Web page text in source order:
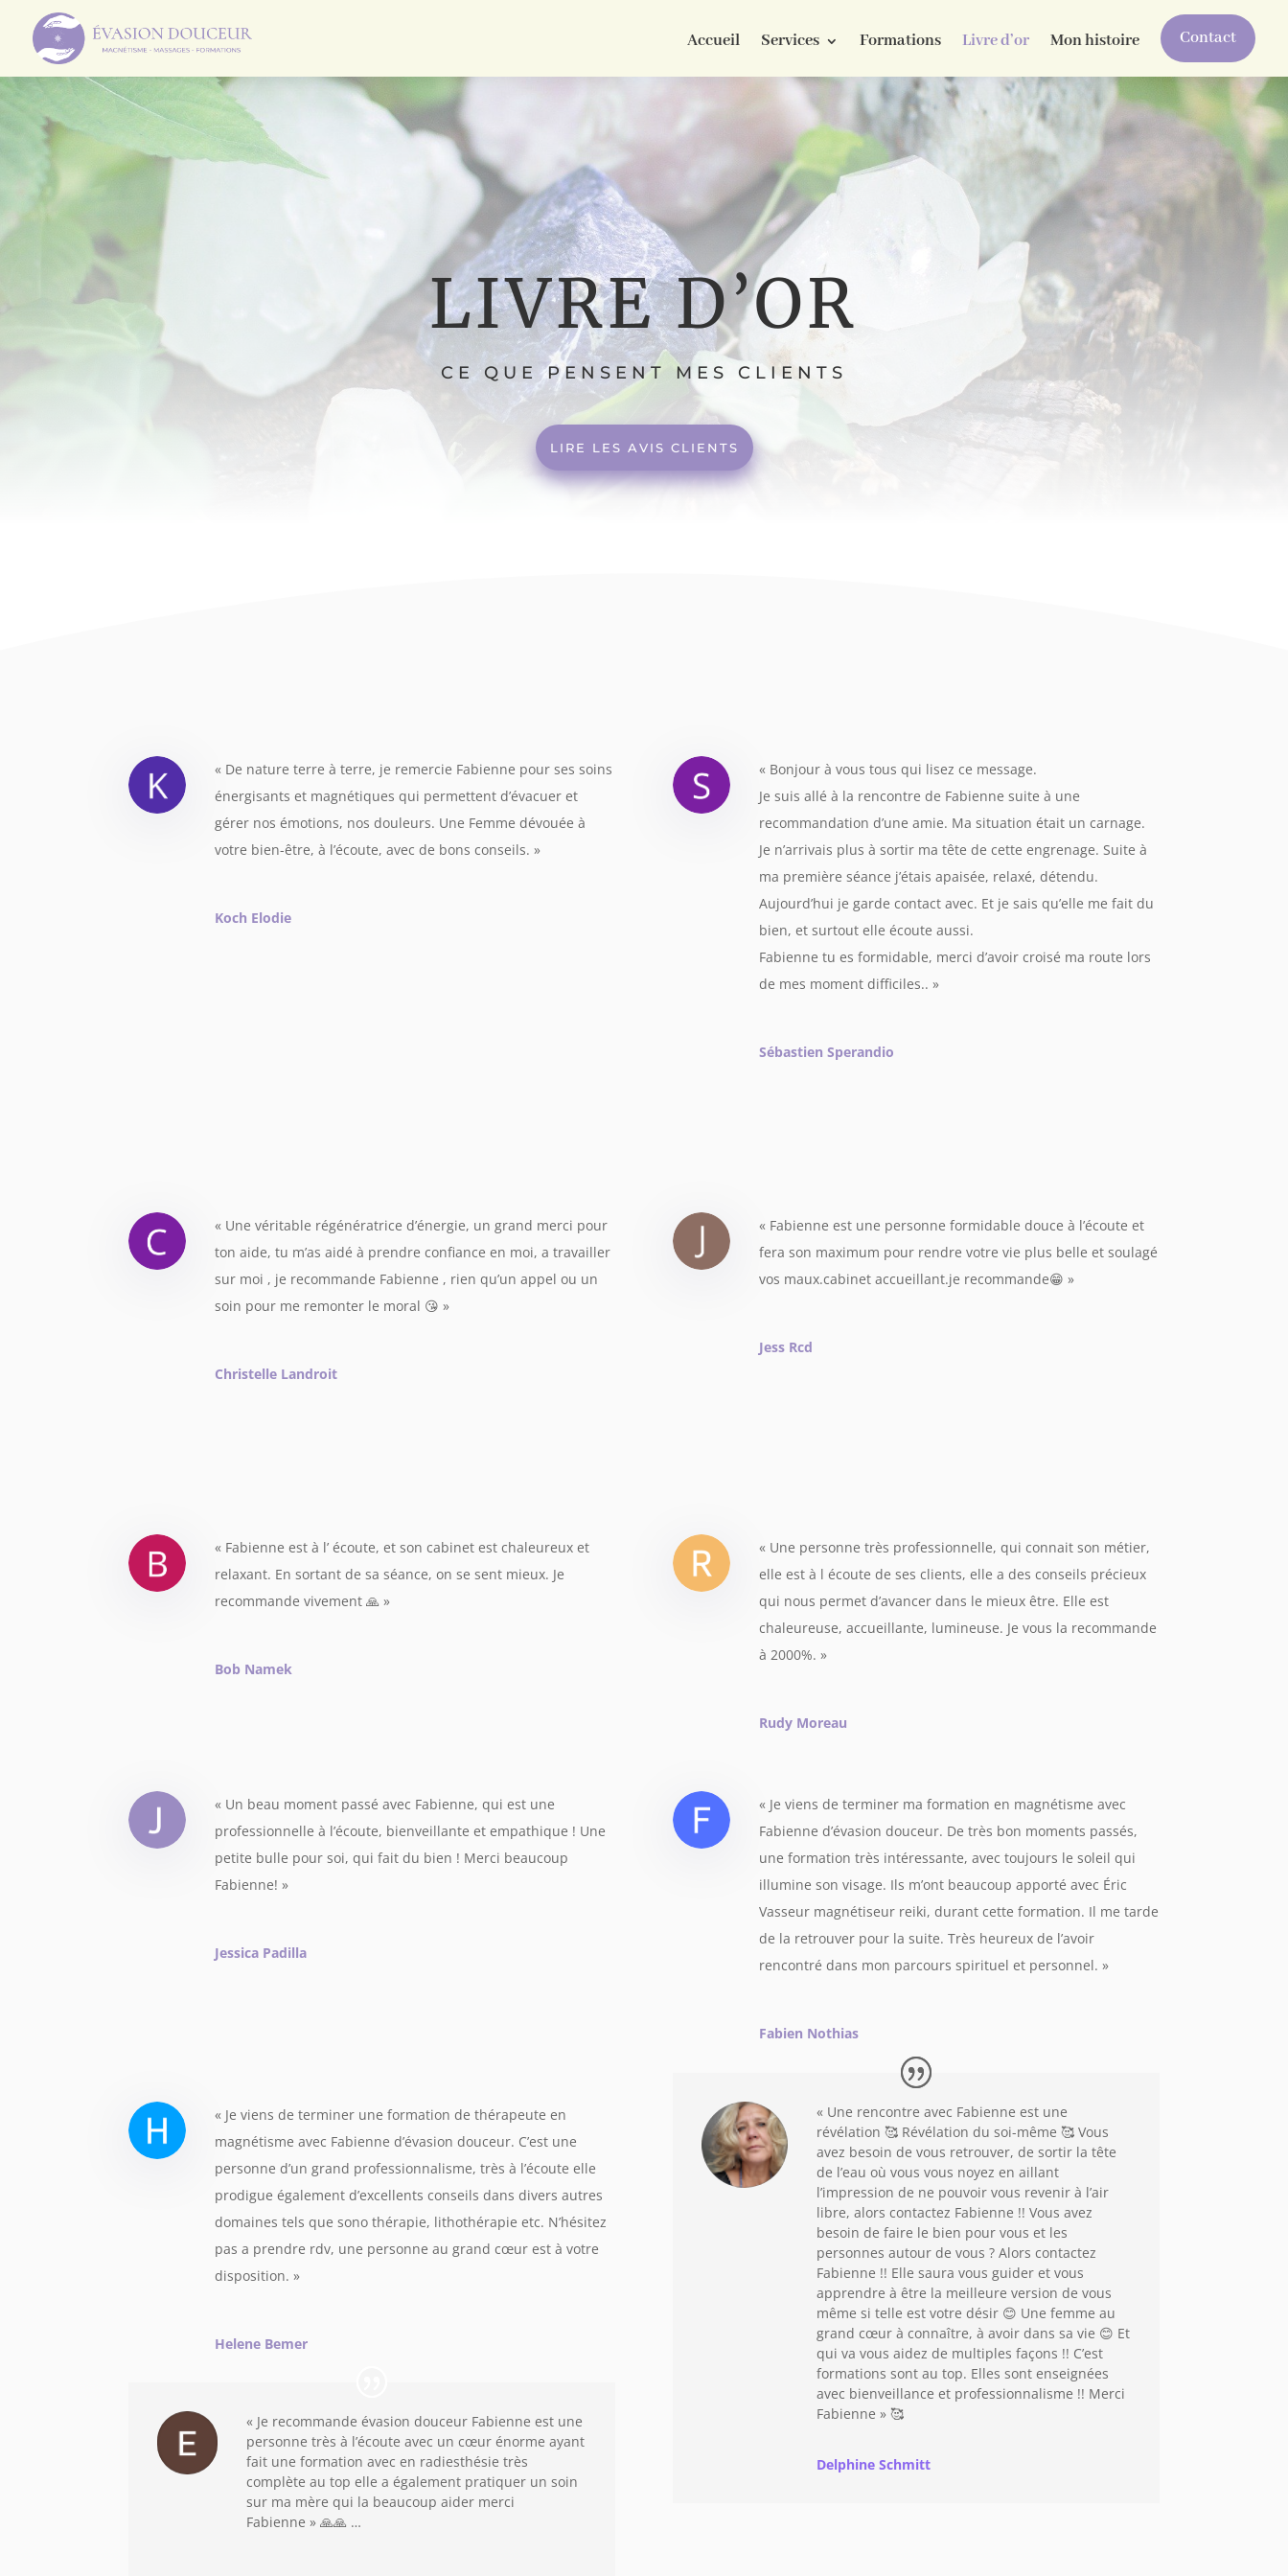
Accueil Services Formations Livre d’or Mon histoire Contact
LIVRE D’OR
CE QUE PENSENT MES CLIENTS
LIRE LES AVIS CLIENTS
« De nature terre à terre, je remercie Fabienne pour ses soins
énergisants et magnétiques qui permettent d’évacuer et
gérer nos émotions, nos douleurs. Une Femme dévouée à
votre bien-être, à l’écoute, avec de bons conseils. »
Koch Elodie
« Bonjour à vous tous qui lisez ce message.
Je suis allé à la rencontre de Fabienne suite à une
recommandation d’une amie. Ma situation était un carnage.
Je n’arrivais plus à sortir ma tête de cette engrenage. Suite à
ma première séance j’étais apaisée, relaxé, détendu.
Aujourd’hui je garde contact avec. Et je sais qu’elle me fait du
bien, et surtout elle écoute aussi.
Fabienne tu es formidable, merci d’avoir croisé ma route lors
de mes moment difficiles.. »
Sébastien Sperandio
« Une véritable régénératrice d’énergie, un grand merci pour
ton aide, tu m’as aidé à prendre confiance en moi, a travailler
sur moi , je recommande Fabienne , rien qu’un appel ou un
soin pour me remonter le moral 😘 »
Christelle Landroit
« Fabienne est une personne formidable douce à l’écoute et
fera son maximum pour rendre votre vie plus belle et soulagé
vos maux.cabinet accueillant.je recommande😁 »
Jess Rcd
« Fabienne est à l’ écoute, et son cabinet est chaleureux et
relaxant. En sortant de sa séance, on se sent mieux. Je
recommande vivement 🙏 »
Bob Namek
« Une personne très professionnelle, qui connait son métier,
elle est à l écoute de ses clients, elle a des conseils précieux
qui nous permet d’avancer dans le mieux être. Elle est
chaleureuse, accueillante, lumineuse. Je vous la recommande
à 2000%. »
Rudy Moreau
« Un beau moment passé avec Fabienne, qui est une
professionnelle à l’écoute, bienveillante et empathique ! Une
petite bulle pour soi, qui fait du bien ! Merci beaucoup
Fabienne! »
Jessica Padilla
« Je viens de terminer ma formation en magnétisme avec
Fabienne d’évasion douceur. De très bon moments passés,
une formation très intéressante, avec toujours le soleil qui
illumine son visage. Ils m’ont beaucoup apporté avec Éric
Vasseur magnétiseur reiki, durant cette formation. Il me tarde
de la retrouver pour la suite. Très heureux de l’avoir
rencontré dans mon parcours spirituel et personnel. »
Fabien Nothias
« Je viens de terminer une formation de thérapeute en
magnétisme avec Fabienne d’évasion douceur. C’est une
personne d’un grand professionnalisme, très à l’écoute elle
prodigue également d’excellents conseils dans divers autres
domaines tels que sono thérapie, lithothérapie etc. N’hésitez
pas a prendre rdv, une personne au grand cœur est à votre
disposition.»
Helene Bemer
« Je recommande évasion douceur Fabienne est une
personne très à l’écoute avec un cœur énorme ayant
fait une formation avec en radiesthésie très
complète au top elle a également pratiquer un soin
sur ma mère qui la beaucoup aider merci
Fabienne » 🙏🙏 …
« Une rencontre avec Fabienne est une
révélation 🥰 Révélation du soi-même 🥰 Vous
avez besoin de vous retrouver, de sortir la tête
de l’eau où vous vous noyez en aillant
l’impression de ne pouvoir vous revenir à l’air
libre, alors contactez Fabienne !! Vous avez
besoin de faire le bien pour vous et les
personnes autour de vous ? Alors contactez
Fabienne !! Elle saura vous guider et vous
apprendre à être la meilleure version de vous
même si telle est votre désir 😊 Une femme au
grand cœur à connaître, à avoir dans sa vie 😊 Et
qui va vous aidez de multiples façons !! C’est
formations sont au top. Elles sont enseignées
avec bienveillance et professionnalisme !! Merci
Fabienne » 🥰
Delphine Schmitt